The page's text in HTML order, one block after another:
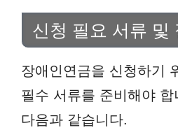
신청 필요 서류 및
장애인연금을 신청하기
필수 서류를 준비해야
다음과 같습니다.